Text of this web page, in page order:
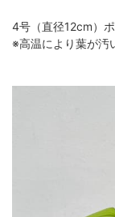
4号（直径12cm）ポ
※高温により葉が汚